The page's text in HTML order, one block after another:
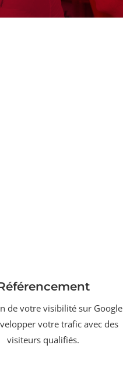
de votre visibilité sur Google
votre trafic avec des
visiteurs qualifiés.